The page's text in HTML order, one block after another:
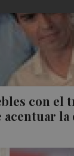
con el
acentuar